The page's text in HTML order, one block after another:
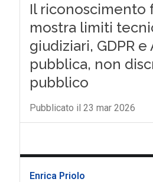
Il riconoscimento
mostra limiti
giudiziari, GDPR
pubblica, non
pubblico
Pubblicato il 23 mar 2026
Enrica Priolo